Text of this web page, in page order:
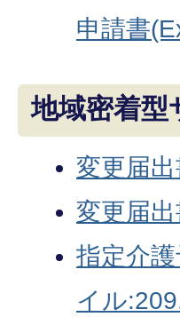
申請書
地域密着型
変更届
変更届
指定介
イル